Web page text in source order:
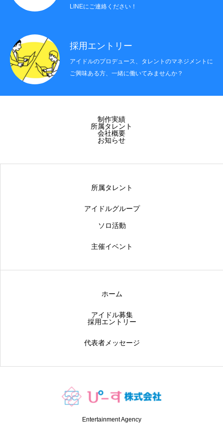
会社概要
HOME COMPANY TALENT NEWS
LINEにご連絡ください！
採用エントリー
アイドルのプロデュース、タレントのマネジメントに
ご興味ある方、一緒に働いてみませんか？
制作実績
所属タレント
会社概要
お知らせ
所属タレント
アイドルグループ
ソロ活動
主催イベント
ホーム
アイドル募集
採用エントリー
代表者メッセージ
Entertainment Agency